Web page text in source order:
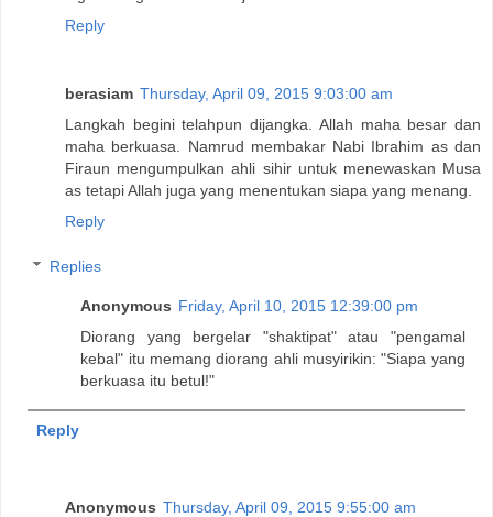
Reply
berasiam Thursday, April 09, 2015 9:03:00 am
Langkah begini telahpun dijangka. Allah maha besar dan
maha berkuasa. Namrud membakar Nabi Ibrahim as dan
Firaun mengumpulkan ahli sihir untuk menewaskan Musa
as tetapi Allah juga yang menentukan siapa yang menang.
Reply
Replies
Anonymous Friday, April 10, 2015 12:39:00 pm
Diorang yang bergelar "shaktipat" atau "pengamal
kebal" itu memang diorang ahli musyirikin: "Siapa yang
berkuasa itu betul!"
Reply
Anonymous Thursday, April 09, 2015 9:55:00 am